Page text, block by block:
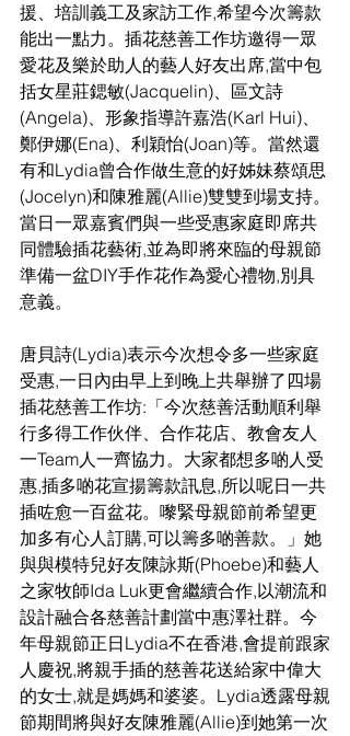
援、培訓義工及家訪工作,希望今次籌款
能出一點力。插花慈善工作坊邀得一眾
愛花及樂於助人的藝人好友出席,當中包
括女星莊鍶敏(Jacquelin)、區文詩
(Angela)、形象指導許嘉浩(Karl Hui)、
鄭伊娜(Ena)、利穎怡(Joan)等。當然還
有和Lydia曾合作做生意的好姊妹蔡頌思
(Jocelyn)和陳雅麗(Allie)雙雙到場支持。
當日一眾嘉賓們與一些受惠家庭即席共
同體驗插花藝術,並為即將來臨的母親節
準備一盆DIY手作花作為愛心禮物,別具
意義。
唐貝詩(Lydia)表示今次想令多一些家庭
受惠,一日內由早上到晚上共舉辦了四場
插花慈善工作坊:「今次慈善活動順利舉
行多得工作伙伴、合作花店、教會友人
一Team人一齊協力。大家都想多啲人受
惠,插多啲花宣揚籌款訊息,所以呢日一共
插咗愈一百盆花。嚟緊母親節前希望更
加多有心人訂購,可以籌多啲善款。」她
與與模特兒好友陳詠斯(Phoebe)和藝人
之家牧師Ida Luk更會繼續合作,以潮流和
設計融合各慈善計劃當中惠澤社群。今
年母親節正日Lydia不在香港,會提前跟家
人慶祝,將親手插的慈善花送給家中偉大
的女士,就是媽媽和婆婆。Lydia透露母親
節期間將與好友陳雅麗(Allie)到她第一次